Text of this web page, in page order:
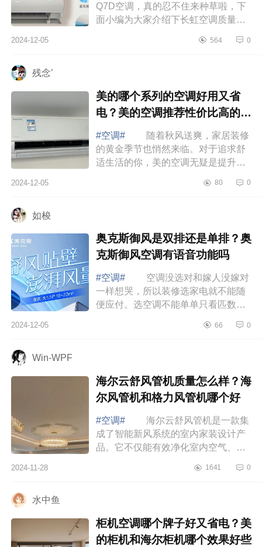
Q7D空调，真的忍不住来种草啦，下
面小编为大家介绍下长虹空调质量好
吗 长虹空调质量好不好 长虹
2024-12-05 564 0
残念’
美的哪个系列的空调好用又省
电？美的空调推荐性价比高的有
哪些
#空调#
随着秋风送爽，家居装修
的黄金季节也悄然来临。对于追求舒
适生活的你，美的空调无疑是提升家
介绍下美的哪个系列的空调好用又省
2024-12-05 80 0
如梭
奥克斯御风是双排还是单排？奥
克斯御风空调有语音功能吗
#空调#
空调没选对和嫁人没嫁对
一样想哭，所以装修选家电就不能随
便应付。选空调不能单单只看匹数，
大家介绍下奥克斯御风是双排还是单
2024-12-05 66 0
Win-WPF
海尔云舒风管机质量怎么样？海
尔风管机和格力风管机哪个好
#空调#
海尔云舒风管机是一款集
成了智能新风系统的室内家装设计产
品。它不仅能有效净化室内空气、通
节，满足您对室内空气质量的高要
2024-11-28 1641 0
水中鱼
柜机空调哪个牌子好又省电？美
的柜机和海尔柜机哪个效果好些